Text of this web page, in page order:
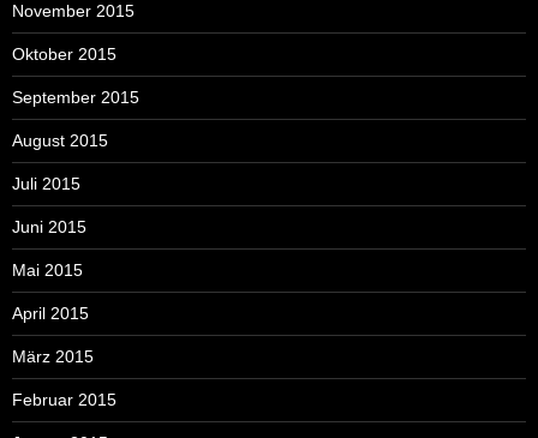
November 2015
Oktober 2015
September 2015
August 2015
Juli 2015
Juni 2015
Mai 2015
April 2015
März 2015
Februar 2015